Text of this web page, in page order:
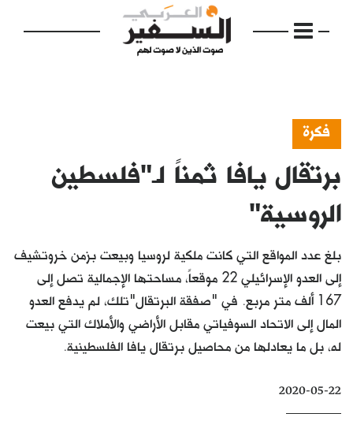
الرئيسية
مواضيع
فكرة
دفاتر
بالصورة
فكرة
برتقال يافا ثمناً لـ"فلسطين
الروسية"
بلغ عدد المواقع التي كانت ملكية لروسيا وبيعت بزمن خروتشيف
إلى العدو الإسرائيلي 22 موقعاً، مساحتها الإجمالية تصل إلى
167 ألف متر مربع. في "صفقة البرتقال"تلك، لم يدفع العدو
المال إلى الاتحاد السوفياتي مقابل الأراضي والأملاك التي بيعت
له، بل ما يعادلها من محاصيل برتقال يافا الفلسطينية.
2020-05-22